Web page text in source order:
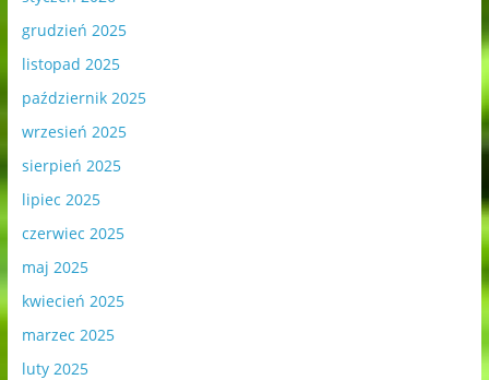
grudzień 2025
listopad 2025
październik 2025
wrzesień 2025
sierpień 2025
lipiec 2025
czerwiec 2025
maj 2025
kwiecień 2025
marzec 2025
luty 2025